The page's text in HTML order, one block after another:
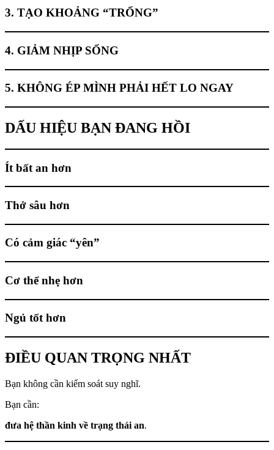
3. TẠO KHOẢNG “TRỐNG”
4. GIẢM NHỊP SỐNG
5. KHÔNG ÉP MÌNH PHẢI HẾT LO NGAY
DẤU HIỆU BẠN ĐANG HỒI
Ít bất an hơn
Thở sâu hơn
Có cảm giác “yên”
Cơ thể nhẹ hơn
Ngủ tốt hơn
ĐIỀU QUAN TRỌNG NHẤT
Bạn không cần kiểm soát suy nghĩ.
Bạn cần:
đưa hệ thần kinh về trạng thái an.